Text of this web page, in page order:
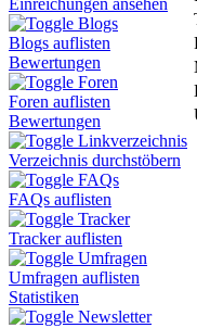
Einreichungen ansehen
Blogs
Blogs auflisten
Bewertungen
Foren
Foren auflisten
Bewertungen
Linkverzeichnis
Verzeichnis durchstöbern
FAQs
FAQs auflisten
Tracker
Tracker auflisten
Umfragen
Umfragen auflisten
Statistiken
Newsletter